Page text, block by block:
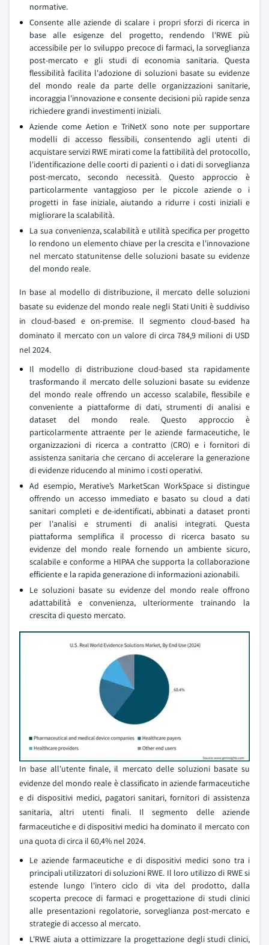
normative.
Consente alle aziende di scalare i propri sforzi di ricerca in
base alle esigenze del progetto, rendendo l'RWE più
accessibile per lo sviluppo precoce di farmaci, la sorveglianza
post-mercato e gli studi di economia sanitaria. Questa
flessibilità facilita l'adozione di soluzioni basate su evidenze
del mondo reale da parte delle organizzazioni sanitarie,
incoraggia l'innovazione e consente decisioni più rapide senza
richiedere grandi investimenti iniziali.
Aziende come Aetion e TriNetX sono note per supportare
modelli di accesso flessibili, consentendo agli utenti di
acquistare servizi RWE mirati come la fattibilità del protocollo,
l'identificazione delle coorti di pazienti o i dati di sorveglianza
post-mercato, secondo necessità. Questo approccio è
particolarmente vantaggioso per le piccole aziende o i
progetti in fase iniziale, aiutando a ridurre i costi iniziali e
migliorare la scalabilità.
La sua convenienza, scalabilità e utilità specifica per progetto
lo rendono un elemento chiave per la crescita e l'innovazione
nel mercato statunitense delle soluzioni basate su evidenze
del mondo reale.
In base al modello di distribuzione, il mercato delle soluzioni
basate su evidenze del mondo reale negli Stati Uniti è suddiviso
in cloud-based e on-premise. Il segmento cloud-based ha
dominato il mercato con un valore di circa 784,9 milioni di USD
nel 2024.
Il modello di distribuzione cloud-based sta rapidamente
trasformando il mercato delle soluzioni basate su evidenze
del mondo reale offrendo un accesso scalabile, flessibile e
conveniente a piattaforme di dati, strumenti di analisi e
dataset del mondo reale. Questo approccio è
particolarmente attraente per le aziende farmaceutiche, le
organizzazioni di ricerca a contratto (CRO) e i fornitori di
assistenza sanitaria che cercano di accelerare la generazione
di evidenze riducendo al minimo i costi operativi.
Ad esempio, Merative’s MarketScan WorkSpace si distingue
offrendo un accesso immediato e basato su cloud a dati
sanitari completi e de-identificati, abbinati a dataset pronti
per l'analisi e strumenti di analisi integrati. Questa
piattaforma semplifica il processo di ricerca basato su
evidenze del mondo reale fornendo un ambiente sicuro,
scalabile e conforme a HIPAA che supporta la collaborazione
efficiente e la rapida generazione di informazioni azionabili.
Le soluzioni basate su evidenze del mondo reale offrono
adattabilità e convenienza, ulteriormente trainando la
crescita di questo mercato.
In base all'utente finale, il mercato delle soluzioni basate su
evidenze del mondo reale è classificato in aziende farmaceutiche
e di dispositivi medici, pagatori sanitari, fornitori di assistenza
sanitaria, altri utenti finali. Il segmento delle aziende
farmaceutiche e di dispositivi medici ha dominato il mercato con
una quota di circa il 60,4% nel 2024.
Le aziende farmaceutiche e di dispositivi medici sono tra i
principali utilizzatori di soluzioni RWE. Il loro utilizzo di RWE si
estende lungo l'intero ciclo di vita del prodotto, dalla
scoperta precoce di farmaci e progettazione di studi clinici
alle presentazioni regolatorie, sorveglianza post-mercato e
strategie di accesso al mercato.
L'RWE aiuta a ottimizzare la progettazione degli studi clinici,